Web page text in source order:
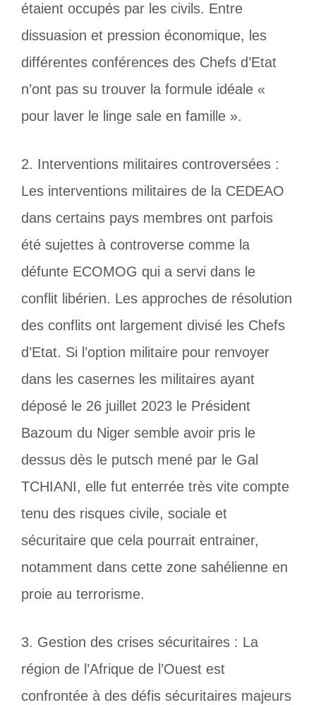
étaient occupés par les civils. Entre
dissuasion et pression économique, les
différentes conférences des Chefs d’Etat
n’ont pas su trouver la formule idéale «
pour laver le linge sale en famille ».
2. Interventions militaires controversées :
Les interventions militaires de la CEDEAO
dans certains pays membres ont parfois
été sujettes à controverse comme la
défunte ECOMOG qui a servi dans le
conflit libérien. Les approches de résolution
des conflits ont largement divisé les Chefs
d’Etat. Si l’option militaire pour renvoyer
dans les casernes les militaires ayant
déposé le 26 juillet 2023 le Président
Bazoum du Niger semble avoir pris le
dessus dès le putsch mené par le Gal
TCHIANI, elle fut enterrée très vite compte
tenu des risques civile, sociale et
sécuritaire que cela pourrait entrainer,
notamment dans cette zone sahélienne en
proie au terrorisme.
3. Gestion des crises sécuritaires : La
région de l’Afrique de l’Ouest est
confrontée à des défis sécuritaires majeurs